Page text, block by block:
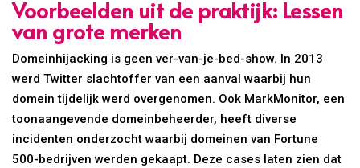
Voorbeelden uit de praktijk: Lessen
van grote merken
Domeinhijacking is geen ver-van-je-bed-show. In 2013
werd Twitter slachtoffer van een aanval waarbij hun
domein tijdelijk werd overgenomen. Ook MarkMonitor, een
toonaangevende domeinbeheerder, heeft diverse
incidenten onderzocht waarbij domeinen van Fortune
500-bedrijven werden gekaapt. Deze cases laten zien dat